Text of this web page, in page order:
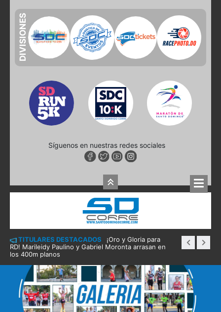
DIVISIONES
Síguenos en nuestras redes sociales
TITULARES DESTACADOS
¡Oro y Gloria para
RD! Marileidy Paulino y Gabriel Moronta arrasan en
los 400m planos